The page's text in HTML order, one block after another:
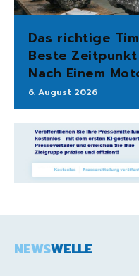
Das richtige
Beste
Nach Einem
6. August 2026
NEWSWELLE